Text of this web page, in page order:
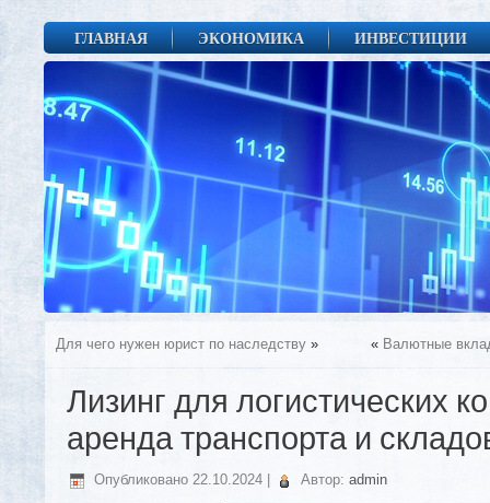
ГЛАВНАЯ ЭКОНОМИКА ИНВЕСТИЦИИ
Для чего нужен юрист по наследству » « Валютные
Лизинг для логистических
аренда транспорта и
Опубликовано 22.10.2024 Автор: admin